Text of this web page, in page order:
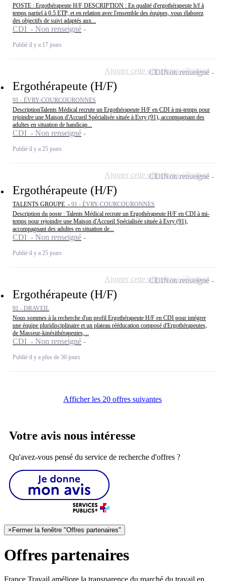
POSTE : Ergothérapeute H/F DESCRIPTION : En qualité d'ergothérapeute h/f à
temps partiel à 0.5 ETP, et en relation avec l'ensemble des équipes, vous élaborez
des objectifs de suivi adaptés aux...
CDI - Non renseigné
Publié il y a 17 jours
Ergothérapeute (H/F)
91 - ÉVRY-COURCOURONNES
DescriptionTalents Médical recrute un Ergothérapeute H/F en CDI à mi-temps pour
rejoindre une Maison d'Accueil Spécialisée située à Evry (91), accompagnant des
adultes en situation de handicap...
CDI - Non renseigné
Publié il y a 25 jours
CDINon renseigné
Ajouter cette offre à ma sélection
Ergothérapeute (H/F)
TALENTS GROUPE - 91 - ÉVRY-COURCOURONNES
Description du poste : Talents Médical recrute un Ergothérapeute H/F en CDI à mi-
temps pour rejoindre une Maison d'Accueil Spécialisée située à Evry (91),
accompagnant des adultes en situation de...
CDI - Non renseigné
Publié il y a 25 jours
CDINon renseigné
Ajouter cette offre à ma sélection
Ergothérapeute (H/F)
91 - DRAVEIL
Nous sommes à la recherche d'un profil Ergothérapeute H/F en CDI pour intégrer
une équipe pluridisciplinaire et un plateau rééducation composé d'Ergothérapeutes,
de Masseur-kinésithérapeutes,...
CDI - Non renseigné
Publié il y a plus de 30 jours
CDINon renseigné
Ajouter cette offre à ma sélection
Afficher les 20 offres suivantes
Votre avis nous intéresse
Qu'avez-vous pensé du service de recherche d'offres ?
×Fermer la fenêtre "Offres partenaires"
Offres partenaires